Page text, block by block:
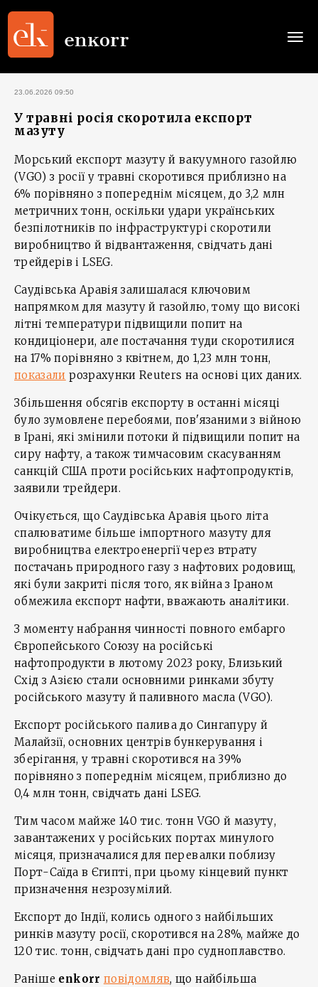
23.06.2026 09:50
У травні росія скоротила експорт
мазуту
Морський експорт мазуту й вакуумного газойлю
(VGO) з росії у травні скоротився приблизно на
6% порівняно з попереднім місяцем, до 3,2 млн
метричних тонн, оскільки удари українських
безпілотників по інфраструктурі скоротили
виробництво й відвантаження, свідчать дані
трейдерів і LSEG.
Саудівська Аравія залишалася ключовим
напрямком для мазуту й газойлю, тому що високі
літні температури підвищили попит на
кондиціонери, але постачання туди скоротилися
на 17% порівняно з квітнем, до 1,23 млн тонн,
показали розрахунки Reuters на основі цих даних.
Збільшення обсягів експорту в останні місяці
було зумовлене перебоями, пов'язаними з війною
в Ірані, які змінили потоки й підвищили попит на
сиру нафту, а також тимчасовим скасуванням
санкцій США проти російських нафтопродуктів,
заявили трейдери.
Очікується, що Саудівська Аравія цього літа
спалюватиме більше імпортного мазуту для
виробництва електроенергії через втрату
постачань природного газу з нафтових родовищ,
які були закриті після того, як війна з Іраном
обмежила експорт нафти, вважають аналітики.
З моменту набрання чинності повного ембарго
Європейського Союзу на російські
нафтопродукти в лютому 2023 року, Близький
Схід з Азією стали основними ринками збуту
російського мазуту й паливного масла (VGO).
Експорт російського палива до Сингапуру й
Малайзії, основних центрів бункерування і
зберігання, у травні скоротився на 39%
порівняно з попереднім місяцем, приблизно до
0,4 млн тонн, свідчать дані LSEG.
Тим часом майже 140 тис. тонн VGO й мазуту,
завантажених у російських портах минулого
місяця, призначалися для перевалки поблизу
Порт-Саїда в Єгипті, при цьому кінцевий пункт
призначення незрозумілий.
Експорт до Індії, колись одного з найбільших
ринків мазуту росії, скоротився на 28%, майже до
120 тис. тонн, свідчать дані про судноплавство.
Раніше enkorr повідомляв, що найбільша